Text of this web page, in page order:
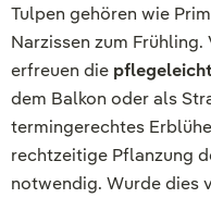
Tulpen gehören wie
Narzissen zum
erfreuen die
dem Balkon oder als
termingerechtes
rechtzeitige Pflanzung
notwendig. Wurde dies